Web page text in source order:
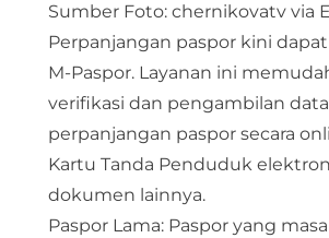
Sumber Foto: chernikovatv via
Perpanjangan paspor kini
M-Paspor. Layanan ini
verifikasi dan pengambilan
perpanjangan paspor secara
Kartu Tanda Penduduk
dokumen lainnya.​
Paspor Lama: Paspor yang